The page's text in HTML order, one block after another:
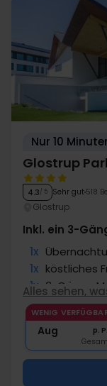
Nur 10
Glostrup
4.3/ 5 Sehr gut 518
Glostrup
Inkl. ein 3-
1x
1x köstliches
1x 3-Gänge
∞ Gratis
∞ Gratis
Alles sehen,
WENIG
Aug p. P.